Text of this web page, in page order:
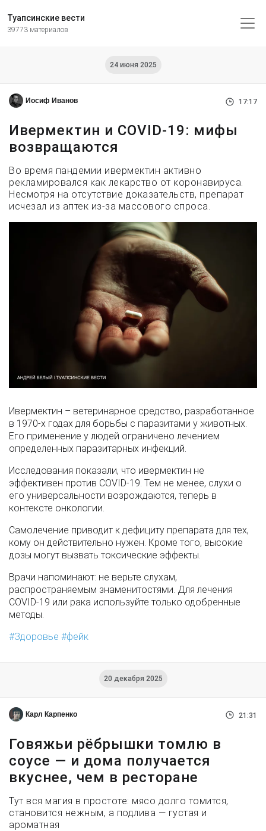
Туапсинские вести
39773 материалов
24 июня 2025
Иосиф Иванов 17:17
Ивермектин и COVID-19: мифы
возвращаются
Во время пандемии ивермектин активно
рекламировался как лекарство от коронавируса.
Несмотря на отсутствие доказательств, препарат
исчезал из аптек из-за массового спроса.
Ивермектин – ветеринарное средство, разработанное
в 1970-х годах для борьбы с паразитами у животных.
Его применение у людей ограничено лечением
определенных паразитарных инфекций.
Исследования показали, что ивермектин не
эффективен против COVID-19. Тем не менее, слухи о
его универсальности возрождаются, теперь в
контексте онкологии.
Самолечение приводит к дефициту препарата для тех,
кому он действительно нужен. Кроме того, высокие
дозы могут вызвать токсические эффекты.
Врачи напоминают: не верьте слухам,
распространяемым знаменитостями. Для лечения
COVID-19 или рака используйте только одобренные
методы.
Здоровье
фейк
20 декабря 2025
Карл Карпенко 21:31
Говяжьи рёбрышки томлю в
соусе — и дома получается
вкуснее, чем в ресторане
Тут вся магия в простоте: мясо долго томится,
становится нежным, а подлива — густая и
ароматная